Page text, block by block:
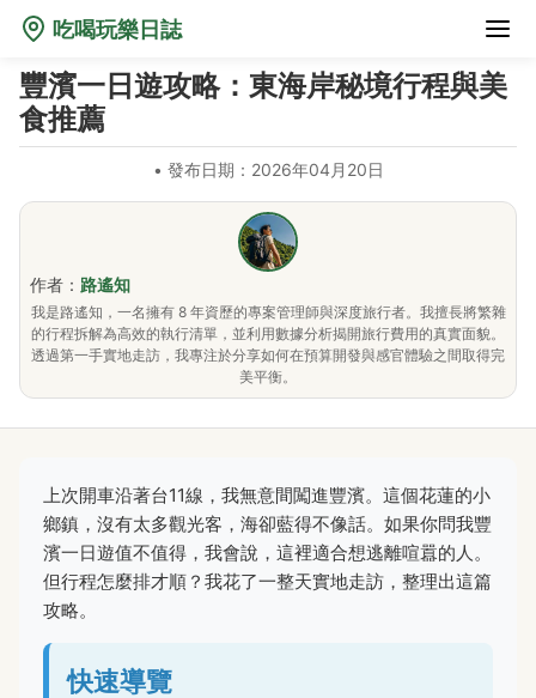
吃喝玩樂日誌
豐濱一日遊攻略：東海岸秘境行程與美
食推薦
• 發布日期：2026年04月20日
作者： 路遙知
我是路遙知，一名擁有 8 年資歷的專案管理師與深度旅行者。我擅長將繁雜
的行程拆解為高效的執行清單，並利用數據分析揭開旅行費用的真實面貌。
透過第一手實地走訪，我專注於分享如何在預算開發與感官體驗之間取得完
美平衡。
上次開車沿著台11線，我無意間闖進豐濱。這個花蓮的小
鄉鎮，沒有太多觀光客，海卻藍得不像話。如果你問我豐
濱一日遊值不值得，我會說，這裡適合想逃離喧囂的人。
但行程怎麼排才順？我花了一整天實地走訪，整理出這篇
攻略。
快速導覽